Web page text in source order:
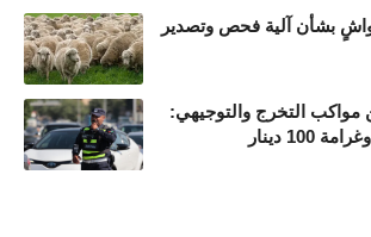
بشأن آلية فحص وتصدير
مواكب التخرج والتوجيهي:
دينار